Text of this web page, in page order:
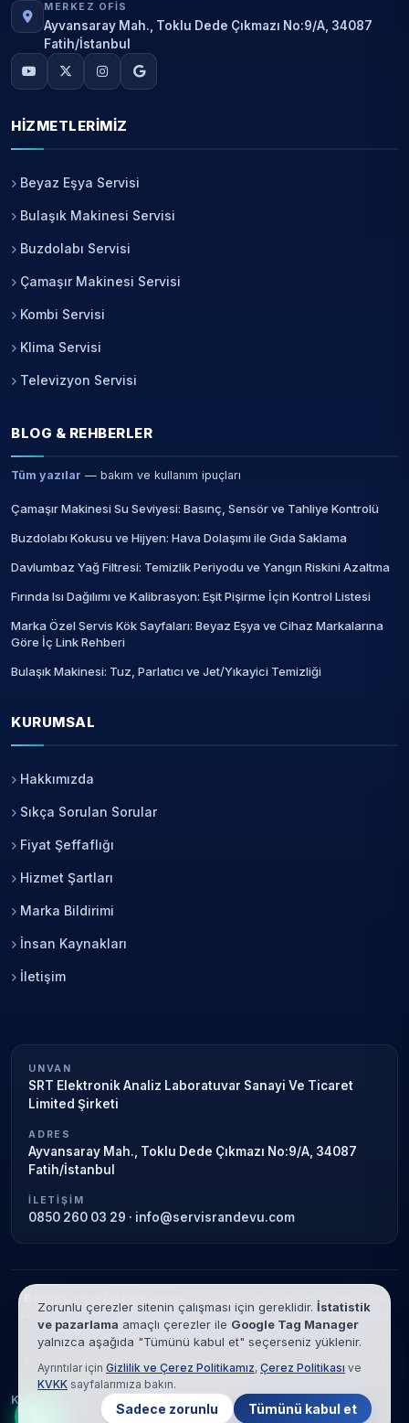
MERKEZ OFIS
Ayvansaray Mah., Toklu Dede Çıkmazı No:9/A, 34087
Fatih/İstanbul
HIZMETLERIMIZ
Beyaz Eşya Servisi
Bulaşık Makinesi Servisi
Buzdolabı Servisi
Çamaşır Makinesi Servisi
Kombi Servisi
Klima Servisi
Televizyon Servisi
BLOG & REHBERLER
Tüm yazılar — bakım ve kullanım ipuçları
Çamaşır Makinesi Su Seviyesi: Basınç, Sensör ve Tahliye Kontrolü
Buzdolabı Kokusu ve Hijyen: Hava Dolaşımı ile Gıda Saklama
Davlumbaz Yağ Filtresi: Temizlik Periyodu ve Yangın Riskini Azaltma
Fırında Isı Dağılımı ve Kalibrasyon: Eşit Pişirme İçin Kontrol Listesi
Marka Özel Servis Kök Sayfaları: Beyaz Eşya ve Cihaz Markalarına
Göre İç Link Rehberi
Bulaşık Makinesi: Tuz, Parlatıcı ve Jet/Yıkayici Temizliği
KURUMSAL
Hakkımızda
Sıkça Sorulan Sorular
Fiyat Şeffaflığı
Hizmet Şartları
Marka Bildirimi
İnsan Kaynakları
İletişim
UNVAN
SRT Elektronik Analiz Laboratuvar Sanayi Ve Ticaret
Limited Şirketi
ADRES
Ayvansaray Mah., Toklu Dede Çıkmazı No:9/A, 34087
Fatih/İstanbul
İLETIŞIM
0850 260 03 29 · info@servisrandevu.com
Garanti süresi sona ermiş veya özel
servis kapsamındaki cihazlar için hizmet verilir. Marka adları yalnızca
tanımlama amaçlıdır; yetkili servis ilişkisi bulunmamaktadır.
© 2026 SRT Elektronik Analiz Laboratuvar Sanayi Ve Ticaret Limited
Şirketi. Tüm hakları saklıdır.
KVKK
Çerez Politikası Hizmet Şartları
Zorunlu çerezler sitenin çalışması için gereklidir. İstatistik
ve pazarlama amaçlı çerezler ile Google Tag Manager
yalnızca aşağıda "Tümünü kabul et" seçerseniz yüklenir.
Ayrıntılar için Gizlilik ve Çerez Politikamız, Çerez Politikası ve
KVKK sayfalarımıza bakın.
Sadece zorunlu Tümünü kabul et